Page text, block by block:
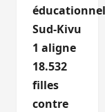
Sud-Kivu
1 aligne
18.532
filles
contre